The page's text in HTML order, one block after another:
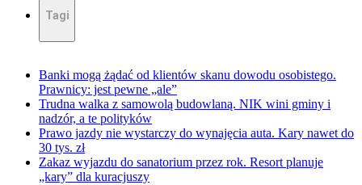
Tagi
Banki mogą żądać od klientów skanu dowodu osobistego.
Prawnicy: jest pewne „ale”
Trudna walka z samowolą budowlaną. NIK wini gminy i
nadzór, a te polityków
Prawo jazdy nie wystarczy do wynajęcia auta. Kary nawet do
30 tys. zł
Zakaz wyjazdu do sanatorium przez rok. Resort planuje
„kary” dla kuracjuszy